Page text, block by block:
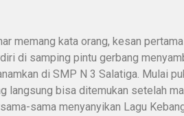
memang kata orang, kesan
di samping pintu gerbang
di SMP N 3 Salatiga. Mulai
langsung bisa ditemukan setelah
sama menyanyikan Lagu